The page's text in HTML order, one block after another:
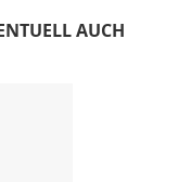
AUCH